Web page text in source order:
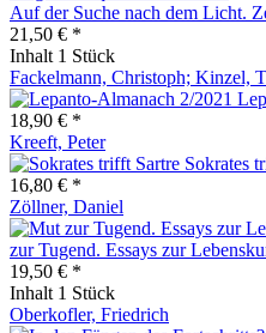
Auf der Suche nach dem Licht.
21,50 € *
Inhalt 1 Stück
Fackelmann, Christoph; Kinzel,
18,90 € *
Kreeft, Peter
Sokrates
16,80 € *
Zöllner, Daniel
zur Tugend. Essays zur
19,50 € *
Inhalt 1 Stück
Oberkofler, Friedrich